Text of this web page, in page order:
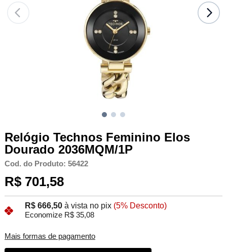
Relógio Technos Feminino Elos
Dourado 2036MQM/1P
Cod. do Produto: 56422
R$ 701,58
R$ 666,50 à vista no pix (5% Desconto)
Economize R$ 35,08
Mais formas de pagamento